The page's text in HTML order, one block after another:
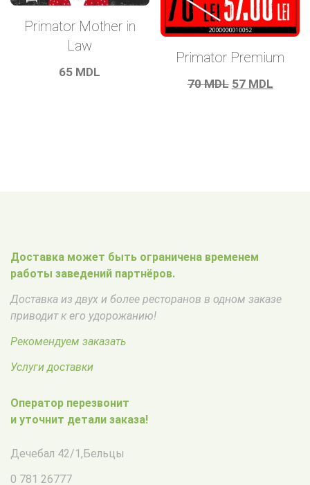
Primator Mother in
Law
65 MDL
Primator Premium
70MDL 57 MDL
Доставка может быть ограничена временем
работы заведений партнёров.
Доставка из двух и более ресторанов в одном заказе
приводит к его удорожанию!
Рекомендуем заказать
Услуги доставки
Оператор перезвонит
и уточнит детали заказа!
Дечебал 42/1,Бельцы
0 781 26777